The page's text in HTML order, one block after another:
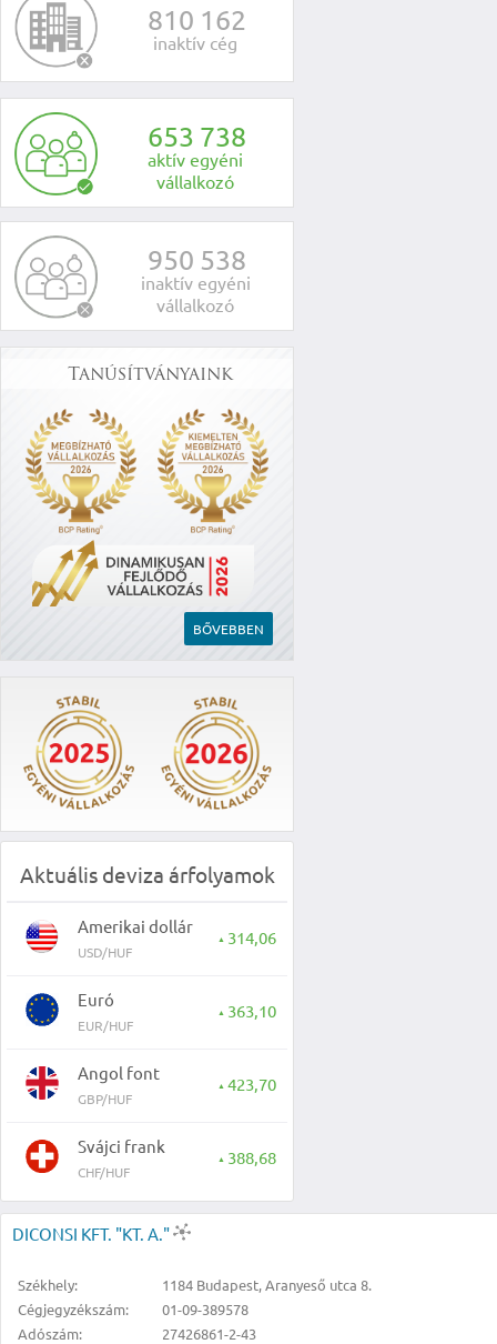
810 162
inaktív cég
653 738
aktív egyéni
vállalkozó
950 538
inaktív egyéni
vállalkozó
Tanúsítványaink
BŐVEBBEN
Aktuális deviza árfolyamok
Amerikai dollár
USD/HUF
▲ 314,06
Euró
EUR/HUF
▲ 363,10
Angol font
GBP/HUF
▲ 423,70
Svájci frank
CHF/HUF
▲ 388,68
DICONSI KFT. "KT. A."
Székhely:
1184 Budapest, Aranyeső utca 8.
Cégjegyzékszám:
01-09-389578
Adószám:
27426861-2-43